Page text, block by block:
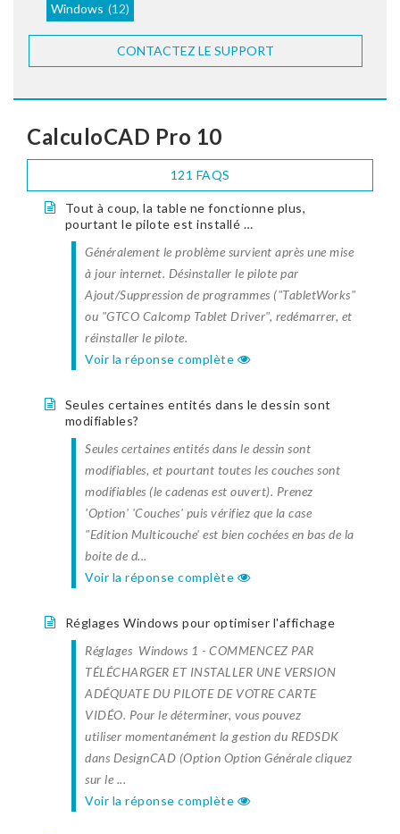
Windows (12)
CONTACTEZ LE SUPPORT
CalculoCAD Pro 10
121 FAQS
Tout à coup, la table ne fonctionne plus,
pourtant le pilote est installé …
Généralement le problème survient après une mise
à jour internet. Désinstaller le pilote par
Ajout/Suppression de programmes ("TabletWorks"
ou "GTCO Calcomp Tablet Driver", redémarrer, et
réinstaller le pilote.
Voir la réponse complète
Seules certaines entités dans le dessin sont
modifiables?
Seules certaines entités dans le dessin sont
modifiables, et pourtant toutes les couches sont
modifiables (le cadenas est ouvert). Prenez
'Option' 'Couches' puis vérifiez que la case
"Edition Multicouche' est bien cochées en bas de la
boite de d...
Voir la réponse complète
Réglages Windows pour optimiser l'affichage
Réglages Windows 1 - COMMENCEZ PAR
TÉLÉCHARGER ET INSTALLER UNE VERSION
ADÉQUATE DU PILOTE DE VOTRE CARTE
VIDÉO. Pour le déterminer, vous pouvez
utiliser momentanément la gestion du REDSDK
dans DesignCAD (Option Option Générale cliquez
sur le ...
Voir la réponse complète